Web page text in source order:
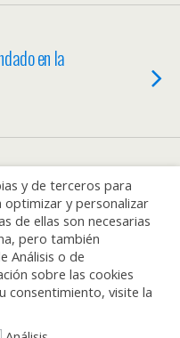
en la
Esta Manera…
y de terceros para
optimizar y personalizar
de ellas son necesarias
pero también
Análisis o de
sobre las cookies
consentimiento, visite la